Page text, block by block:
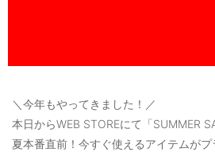
お買い物カゴ
ご利用ガイド
＼今年もやってきました！／
本日からWEB STOREにて「SUMMER
夏本番直前！今すぐ使えるアイテムがプ